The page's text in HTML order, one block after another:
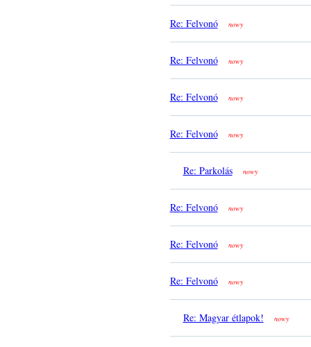
Re: Felvonó nowy
Re: Felvonó nowy
Re: Felvonó nowy
Re: Felvonó nowy
Re: Parkolás nowy
Re: Felvonó nowy
Re: Felvonó nowy
Re: Felvonó nowy
Re: Magyar étlapok! nowy